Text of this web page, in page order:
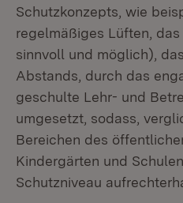
Schutzkonzepts, wie
regelmäßiges Lüften,
sinnvoll und möglich),
Abstands, durch das
geschulte Lehr- und
umgesetzt, sodass,
Bereichen des
Kindergärten und
Schutzniveau